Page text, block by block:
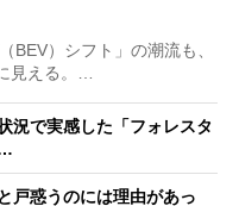
）シフト」の潮流も、
見える。…
況で実感した「フォレスタ
戸惑うのには理由があっ